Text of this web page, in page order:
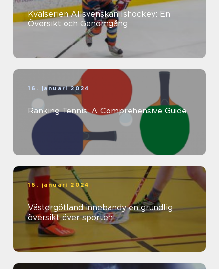
Kvalserien Allsvenskan Ishockey: En
Översikt och Genomgång
16. januari 2024
Ranking Tennis: A Comprehensive Guide
16. januari 2024
Västergötland innebandy en grundlig
översikt över sporten